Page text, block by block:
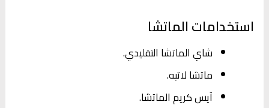
استخدامات الماتشا
شاي الماتشا التقليدي.
ماتشا لاتيه.
آيس كريم الماتشا.